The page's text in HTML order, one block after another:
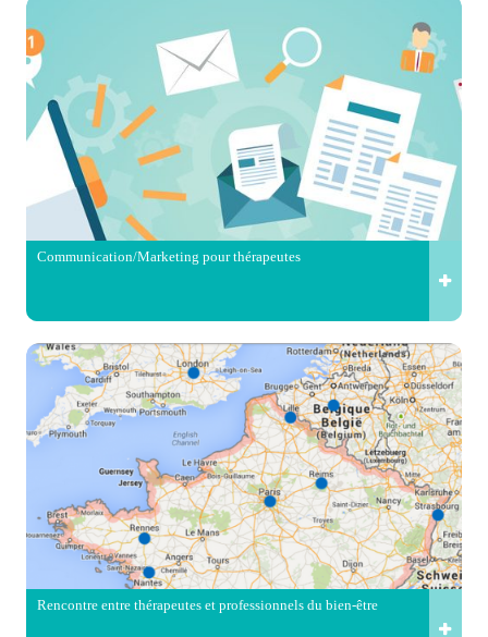
Communication/Marketing pour thérapeutes
Rencontre entre thérapeutes et professionnels du bien-être